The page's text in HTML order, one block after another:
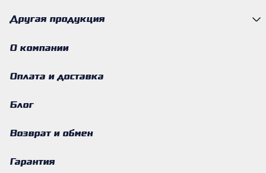
Другая продукция
О компании
Оплата и доставка
Блог
Возврат и обмен
Гарантия